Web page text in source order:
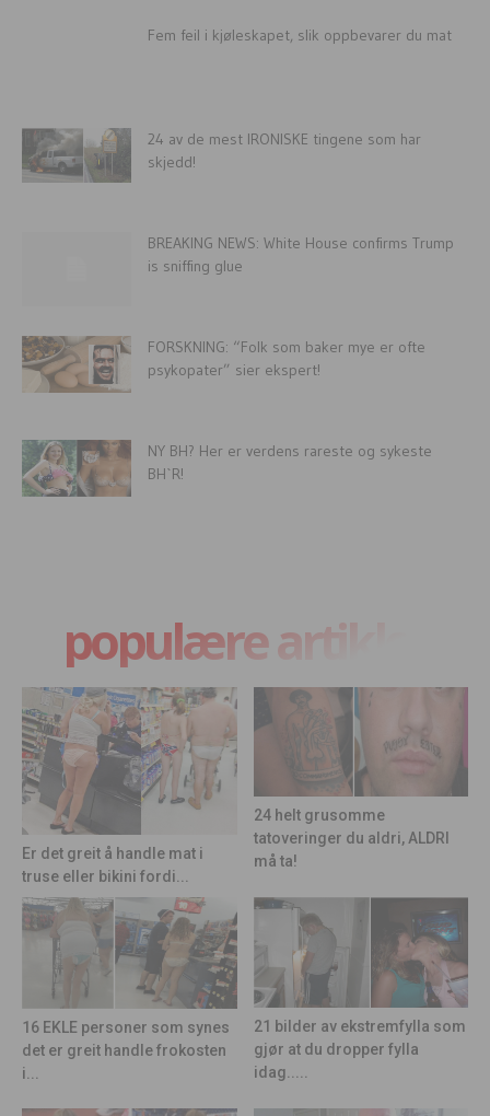
Fem feil i kjøleskapet, slik oppbevarer du mat
24 av de mest IRONISKE tingene som har
skjedd!
BREAKING NEWS: White House confirms Trump
is sniffing glue
FORSKNING: “Folk som baker mye er ofte
psykopater” sier ekspert!
NY BH? Her er verdens rareste og sykeste
BH`R!
populære artikler
Er det greit å handle mat i
truse eller bikini fordi...
24 helt grusomme
tatoveringer du aldri, ALDRI
må ta!
16 EKLE personer som synes
det er greit handle frokosten
i...
21 bilder av ekstremfylla som
gjør at du dropper fylla
idag.....